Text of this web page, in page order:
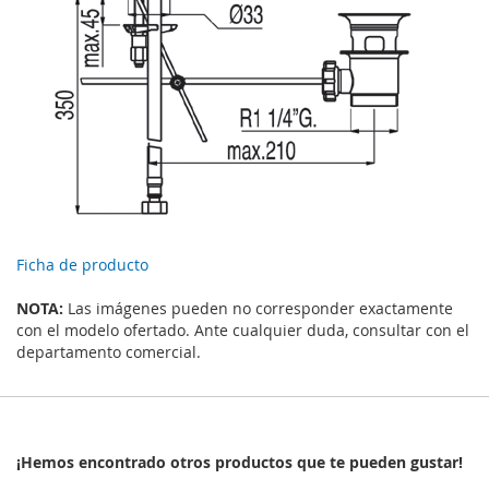
Ficha de producto
NOTA: Las imágenes pueden no corresponder exactamente
con el modelo ofertado. Ante cualquier duda, consultar con el
departamento comercial.
¡Hemos encontrado otros productos que te pueden gustar!